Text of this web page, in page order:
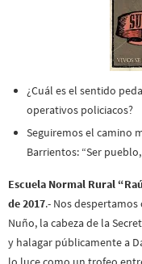
¿Cuál es el sentido
operativos policiacos?
Seguiremos el camino
Barrientos: “Ser
Escuela Normal Rural
de 2017.- Nos
Nuño, la cabeza de la
y halagar públicamente a